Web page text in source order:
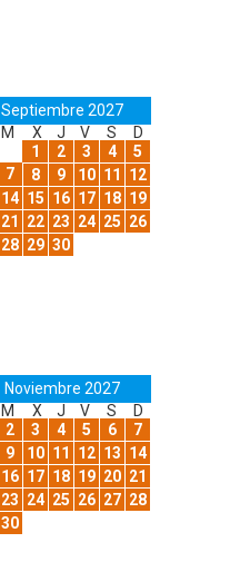
Septiembre 2027
M X J V S
D
1
2 3 4
5
7 8 9 10 11
12
14 15 16 17 18 19
21 22 23 24 25 26
28 29 30
Noviembre 2027
M X J V S
D
2 3 4 5 6
7
9 10 11 12 13 14
16 17 18 19 20 21
23 24 25 26 27 28
30